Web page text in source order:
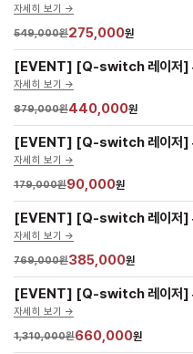
자세히 보기 ->
549,000원275,000원
[EVENT] [Q-switch 레이저]
자세히 보기 ->
879,000원440,000원
[EVENT] [Q-switch 레이저]
자세히 보기 ->
179,000원90,000원
[EVENT] [Q-switch 레이저]
자세히 보기 ->
769,000원385,000원
[EVENT] [Q-switch 레이저]
자세히 보기 ->
1,310,000원660,000원